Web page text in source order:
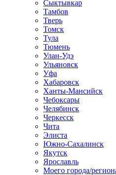
Сыктывкар
Тамбов
Тверь
Томск
Тула
Тюмень
Улан-Удэ
Ульяновск
Уфа
Хабаровск
Ханты-Мансийск
Чебоксары
Челябинск
Черкесск
Чита
Элиста
Южно-Сахалинск
Якутск
Ярославль
Моего города/